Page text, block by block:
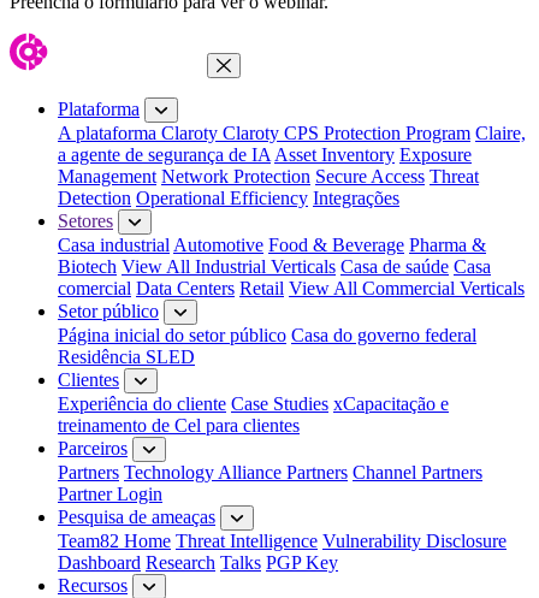
Fechar menu
Plataforma
A plataforma Claroty Claroty CPS Protection Program Claire,
a agente de segurança de IAAsset Inventory Exposure
Management Network Protection Secure Access Threat
Detection Operational Efficiency Integrações
Setores
Casa industrialAutomotive Food & Beverage Pharma &
Biotech View All Industrial Verticals Casa de saúde Casa
comercial Data Centers Retail View All Commercial Verticals
Setor público
Página inicial do setor público Casa do governo federal
Residência SLED
Clientes
Experiência do cliente Case Studies xCapacitação e
treinamento de Cel para clientes
Parceiros
Partners Technology Alliance Partners Channel Partners
Partner Login
Pesquisa de ameaças
Team82 Home Threat Intelligence Vulnerability Disclosure
Dashboard Research Talks PGP Key
Recursos